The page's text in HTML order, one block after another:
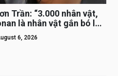
Trần: “3.000 nhân vật,
là nhân vật gắn bó lâu
6, 2026